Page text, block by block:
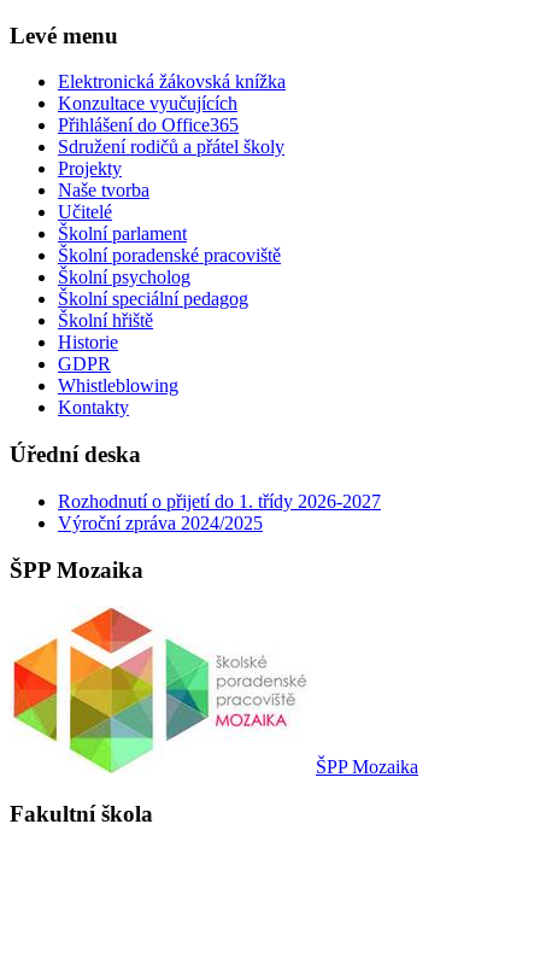
Levé menu
Elektronická žákovská knížka
Konzultace vyučujících
Přihlášení do Office365
Sdružení rodičů a přátel školy
Projekty
Naše tvorba
Učitelé
Školní parlament
Školní poradenské pracoviště
Školní psycholog
Školní speciální pedagog
Školní hřiště
Historie
GDPR
Whistleblowing
Kontakty
Úřední deska
Rozhodnutí o přijetí do 1. třídy 2026-2027
Výroční zpráva 2024/2025
ŠPP Mozaika
ŠPP Mozaika
Fakultní škola